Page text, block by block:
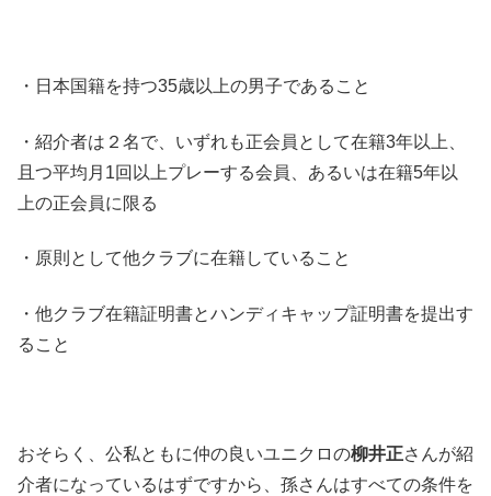
・日本国籍を持つ35歳以上の男子であること
・紹介者は２名で、いずれも正会員として在籍3年以上、
且つ平均月1回以上プレーする会員、あるいは在籍5年以
上の正会員に限る
・原則として他クラブに在籍していること
・他クラブ在籍証明書とハンディキャップ証明書を提出す
ること
おそらく、公私ともに仲の良いユニクロの柳井正さんが紹
介者になっているはずですから、孫さんはすべての条件を